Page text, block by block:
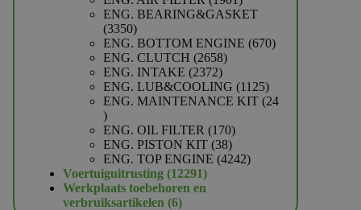
producten
ENG. BEARING&GASKET
33503350
producten
ENG. BOTTOM ENGINE 670670
ENG. CLUTCH 26582658
ENG. INTAKE 23722372
producten
ENG. LUB&COOLING 11251125
producten
ENG. MAINTENANCE KIT 24
24
producten
ENG. OIL FILTER 170170
producten
ENG. PISTON KIT 3838
producten
ENG. TOP ENGINE 42424242
Voertuiguitrusting 1229112291
producten
Werkplaats toebehoren en
verbruiksartikelen 66